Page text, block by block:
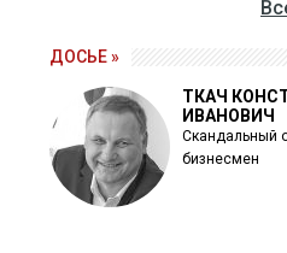
ДОСЬЕ »
ТКАЧ
ИВАНОВИЧ
Скандальный
бизнесмен